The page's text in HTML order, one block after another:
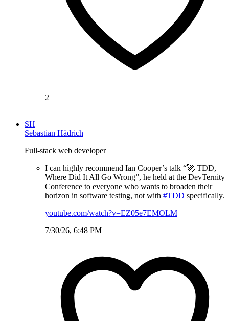
2
SH
Sebastian Hädrich
Full-stack web developer
I can highly recommend Ian Cooper’s talk “🚀 TDD,
Where Did It All Go Wrong”, he held at the DevTernity
Conference to everyone who wants to broaden their
horizon in software testing, not with #TDD specifically.
youtube.com/watch?v=EZ05e7EMOLM
7/30/26, 6:48 PM